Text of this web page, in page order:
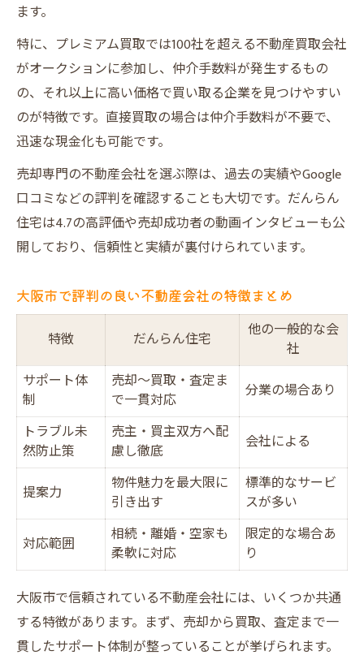
ます。
特に、プレミアム買取では100社を超える不動産買取会社
がオークションに参加し、仲介手数料が発生するもの
の、それ以上に高い価格で買い取る企業を見つけやすい
のが特徴です。直接買取の場合は仲介手数料が不要で、
迅速な現金化も可能です。
売却専門の不動産会社を選ぶ際は、過去の実績やGoogle
口コミなどの評判を確認することも大切です。だんらん
住宅は4.7の高評価や売却成功者の動画インタビューも公
開しており、信頼性と実績が裏付けられています。
大阪市で評判の良い不動産会社の特徴まとめ
特徴 だんらん住宅
他の一般的な会
社
サポート体
制
売却～買取・査定ま
で一貫対応
分業の場合あり
トラブル未
然防止策
売主・買主双方へ配
慮し徹底
会社による
提案力
物件魅力を最大限に
引き出す
標準的なサービ
スが多い
対応範囲
相続・離婚・空家も
柔軟に対応
限定的な場合あ
り
大阪市で信頼されている不動産会社には、いくつか共通
する特徴があります。まず、売却から買取、査定まで一
貫したサポート体制が整っていることが挙げられます。